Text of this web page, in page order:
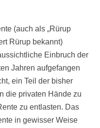
(auch als „Rürup
Rürup bekannt)
Einbruch der
Jahren aufgefangen
ein Teil der bisher
die privaten Hände zu
zu entlasten. Das
in gewisser Weise